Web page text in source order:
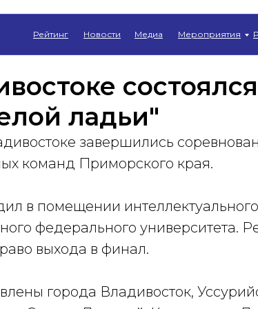
Рейтинг Новости Мероприятия
Медиа
ладьи"
завершились
команд Приморского края.
в помещении
федерального университета.
выхода в финал.
города Владивосток,